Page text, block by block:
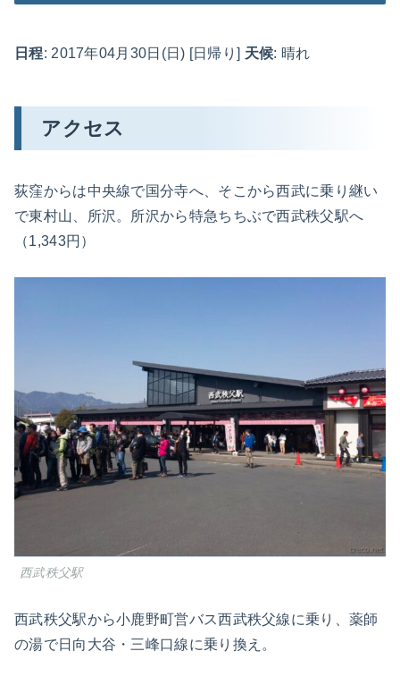
日程: 2017年04月30日(日) [日帰り] 天候: 晴れ
アクセス
荻窪からは中央線で国分寺へ、そこから西武に乗り継い
で東村山、所沢。所沢から特急ちちぶで西武秩父駅へ
（1,343円）
西武秩父駅
西武秩父駅から小鹿野町営バス西武秩父線に乗り、薬師
の湯で日向大谷・三峰口線に乗り換え。